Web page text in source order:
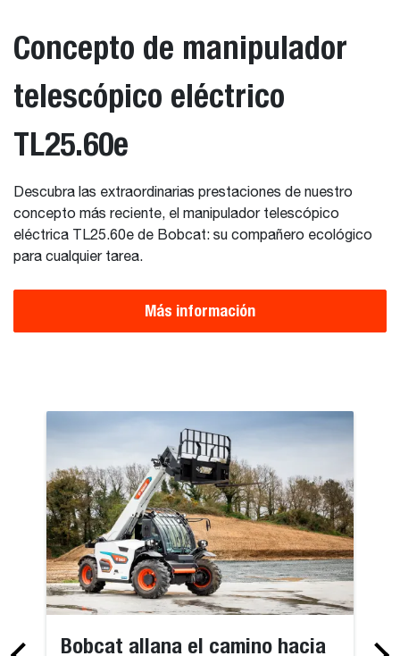
Concepto de manipulador
telescópico eléctrico
TL25.60e
Descubra las extraordinarias prestaciones de nuestro
concepto más reciente, el manipulador telescópico
eléctrica TL25.60e de Bobcat: su compañero ecológico
para cualquier tarea.
Más información
Bobcat allana el camino hacia